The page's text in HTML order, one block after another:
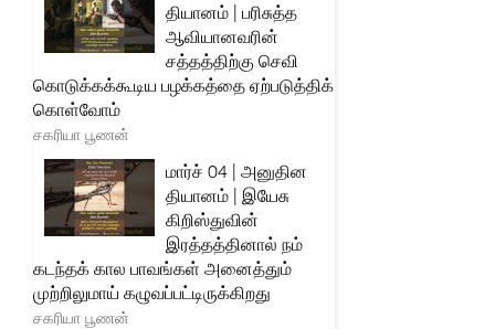
தியானம் | பரிசுத்த
ஆவியானவரின்
சத்தத்திற்கு செவி
கொடுக்கக்கூடிய பழக்கத்தை ஏற்படுத்திக்
கொள்வோம்
சகரியா பூணன்
மார்ச் 04 | அனுதின
தியானம் | இயேசு
கிறிஸ்துவின்
இரத்தத்தினால் நம்
கடந்தக் கால பாவங்கள் அனைத்தும்
முற்றிலுமாய் கழுவப்பட்டிருக்கிறது
சகரியா பூணன்